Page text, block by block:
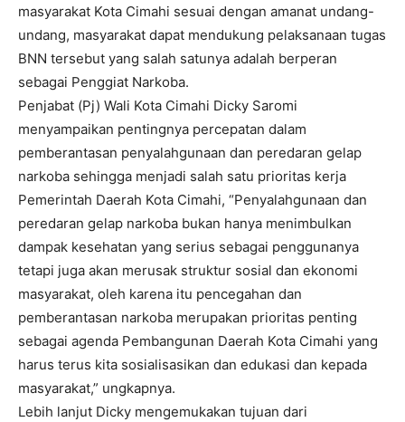
masyarakat Kota Cimahi sesuai dengan amanat undang-
undang, masyarakat dapat mendukung pelaksanaan tugas
BNN tersebut yang salah satunya adalah berperan
sebagai Penggiat Narkoba.
Penjabat (Pj) Wali Kota Cimahi Dicky Saromi
menyampaikan pentingnya percepatan dalam
pemberantasan penyalahgunaan dan peredaran gelap
narkoba sehingga menjadi salah satu prioritas kerja
Pemerintah Daerah Kota Cimahi, “Penyalahgunaan dan
peredaran gelap narkoba bukan hanya menimbulkan
dampak kesehatan yang serius sebagai penggunanya
tetapi juga akan merusak struktur sosial dan ekonomi
masyarakat, oleh karena itu pencegahan dan
pemberantasan narkoba merupakan prioritas penting
sebagai agenda Pembangunan Daerah Kota Cimahi yang
harus terus kita sosialisasikan dan edukasi dan kepada
masyarakat,” ungkapnya.
Lebih lanjut Dicky mengemukakan tujuan dari